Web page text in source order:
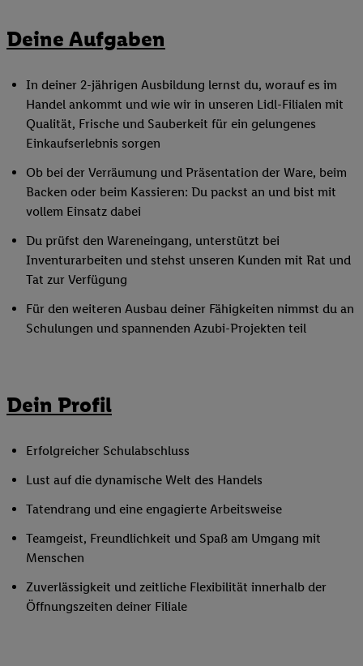
Deine Aufgaben
In deiner 2-jährigen Ausbildung lernst du, worauf es im
Handel ankommt und wie wir in unseren Lidl-Filialen mit
Qualität, Frische und Sauberkeit für ein gelungenes
Einkaufserlebnis sorgen
Ob bei der Verräumung und Präsentation der Ware, beim
Backen oder beim Kassieren: Du packst an und bist mit
vollem Einsatz dabei
Du prüfst den Wareneingang, unterstützt bei
Inventurarbeiten und stehst unseren Kunden mit Rat und
Tat zur Verfügung
Für den weiteren Ausbau deiner Fähigkeiten nimmst du an
Schulungen und spannenden Azubi-Projekten teil
Dein Profil
Erfolgreicher Schulabschluss
Lust auf die dynamische Welt des Handels
Tatendrang und eine engagierte Arbeitsweise
Teamgeist, Freundlichkeit und Spaß am Umgang mit
Menschen
Zuverlässigkeit und zeitliche Flexibilität innerhalb der
Öffnungszeiten deiner Filiale